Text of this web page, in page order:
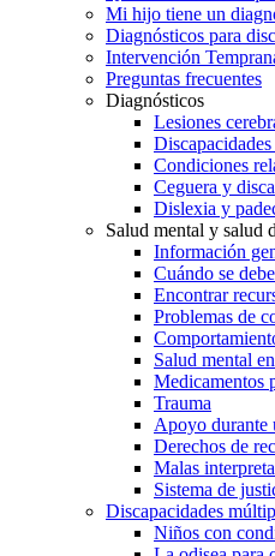
Mi hijo tiene un
Diagnósticos para
Intervención
Preguntas frecuentes
Diagnósticos
Lesiones
Condiciones
Ceguera y
Dislexia y
Salud mental y salud
Información
Cuándo se
Encontrar
Problemas de
Salud mental
Medicamentos
Trauma
Apoyo durante
Derechos de
Malas
Sistema de
Discapacidades
Niños con